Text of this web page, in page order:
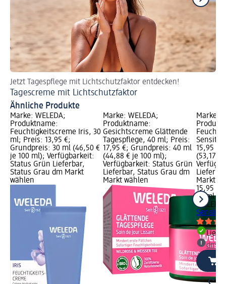
Jetzt Tagespflege mit Lichtschutzfaktor entdecken!
Tagescreme mit Lichtschutzfaktor
Ähnliche Produkte
Marke: WELEDA;
Produktname:
Feuchtigkeitscreme Iris, 30
ml; Preis: 13,95 €;
Grundpreis: 30 ml (46,50 €
je 100 ml); Verfügbarkeit:
Status Grün Lieferbar,
Status Grau dm Markt
wählen
Marke: WELEDA;
Produktname:
Gesichtscreme Glättende
Tagespflege, 40 ml; Preis:
17,95 €; Grundpreis: 40 ml
(44,88 € je 100 ml);
Verfügbarkeit: Status Grün
Lieferbar, Status Grau dm
Markt wählen
Marke:
15,95 €;
(53,17 €
Markt
15,95 €
30 ml
WELEDA
dm